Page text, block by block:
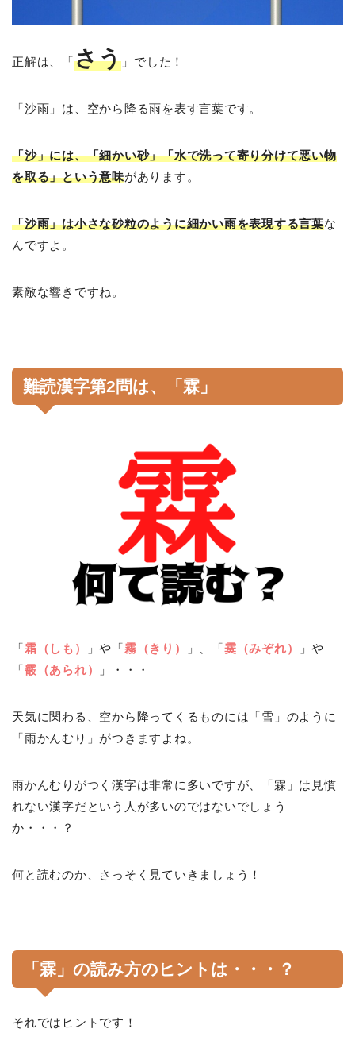
正解は、「さう 」でした！
「沙雨」は、空から降る雨を表す言葉です。
「沙」には、「細かい砂」「水で洗って寄り分けて悪い物
を取る」という意味があります。
「沙雨」は小さな砂粒のように細かい雨を表現する言葉な
んですよ。
素敵な響きですね。
難読漢字第2問は、「霖」
「霜（しも） 」や「霧（きり） 」、「霙（みぞれ）
」や
「霰（あられ） 」・・・
天気に関わる、空から降ってくるものには「雪」のように
「雨かんむり」がつきますよね。
雨かんむりがつく漢字は非常に多いですが、「霖」は見慣
れない漢字だという人が多いのではないでしょう
か・・・？
何と読むのか、さっそく見ていきましょう！
「霖」の読み方のヒントは・・・？
それではヒントです！